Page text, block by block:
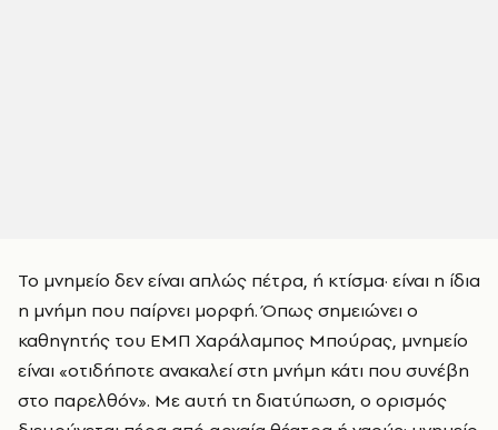
Το μνημείο δεν είναι απλώς πέτρα, ή κτίσμα· είναι η ίδια
η μνήμη που παίρνει μορφή. Όπως σημειώνει ο
καθηγητής του ΕΜΠ Χαράλαμπος Μπούρας, μνημείο
είναι «οτιδήποτε ανακαλεί στη μνήμη κάτι που συνέβη
στο παρελθόν». Με αυτή τη διατύπωση, ο ορισμός